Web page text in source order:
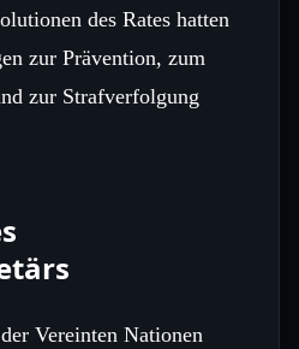
des Rates hatten
zur Prävention, zum
zur Strafverfolgung
Vereinten Nationen